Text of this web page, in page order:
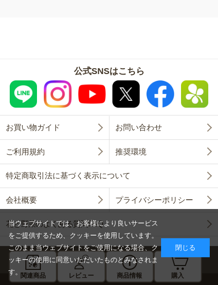
関連商品 レビュー 商品情報 購入
公式SNSはこちら
お買い物ガイド お問い合わせ
ご利用規約 推奨環境
特定商取引法に基づく表示について
会社概要 プライバシーポリシー
花と野菜のよくある質問FAQ
Copyright © SAKATA SEED CORPORATION All Rights Reserved.
当ウェブサイトでは、お客様により良いサービス
をご提供するため、クッキーを使用しています。
このまま当ウェブサイトをご使用になる場合、ク
ッキーの使用に同意いただいたものとみなされま
す。
閉じる